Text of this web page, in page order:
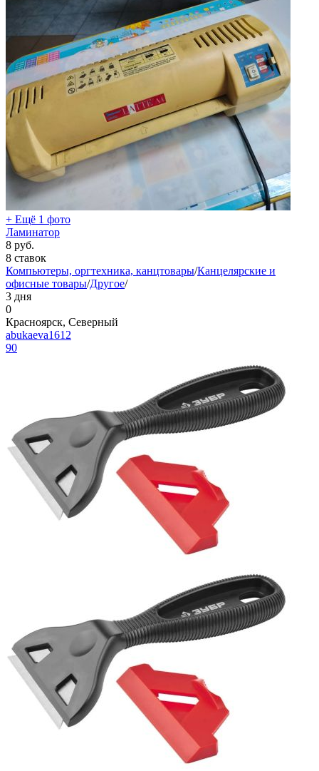
+ Ещё 1 фото
Ламинатор
8 руб.
8 ставок
Компьютеры, оргтехника, канцтовары/Канцелярские и
офисные товары/Другое/
3 дня
0
Красноярск, Северный
abukaeva1612
90